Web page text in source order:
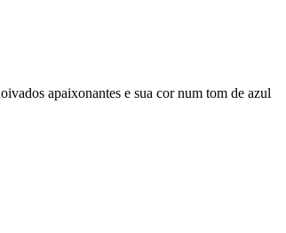
apaixonantes e sua cor num tom de azul